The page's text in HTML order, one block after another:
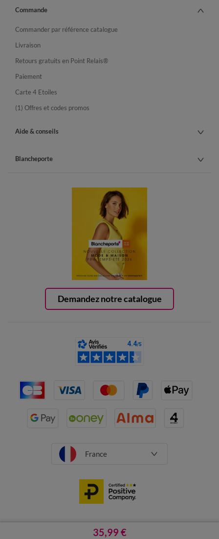
35,99 €
Demandez notre catalogue
Commande
Commander par référence catalogue
Livraison
Retours gratuits en Point Relais®
Paiement
Carte 4 Etoiles
(1) Offres et codes promos
Aide & conseils
Blancheporte
France
Données personnelles